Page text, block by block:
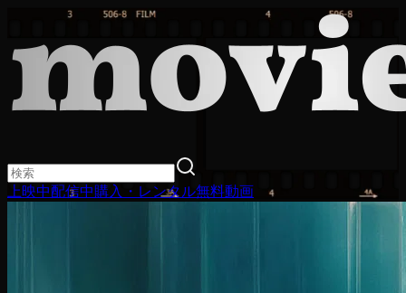
上映中配信中購入・レンタル無料動画